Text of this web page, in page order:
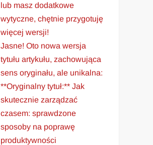
lub masz dodatkowe
wytyczne, chętnie przygotuję
więcej wersji!
Jasne! Oto nowa wersja
tytułu artykułu, zachowująca
sens oryginału, ale unikalna:
**Oryginalny tytuł:** Jak
skutecznie zarządzać
czasem: sprawdzone
sposoby na poprawę
produktywności